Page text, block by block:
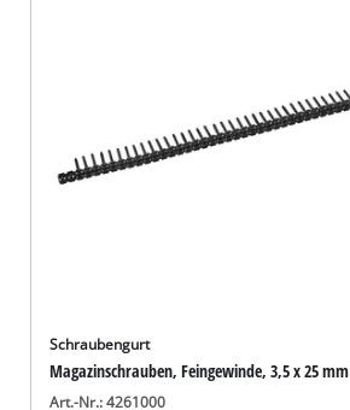
Schraubengurt
Magazinschrauben, Feingewinde, 3,5 x 25 mm
Art.-Nr.: 4261000